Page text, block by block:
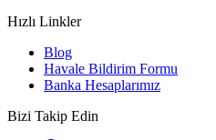
Hızlı Linkler
Blog
Havale Bildirim Formu
Banka Hesaplarımız
Bizi Takip Edin